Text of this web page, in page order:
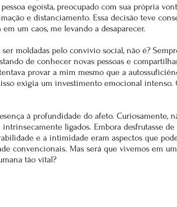
egoísta, preocupado com sua própria
e distanciamento. Essa decisão teve
um caos, me levando a desaparecer.
moldadas pelo convívio social, não é?
de conhecer novas pessoas e
provar a mim mesmo que a
exigia um investimento emocional intenso.
à profundidade do afeto. Curiosamente,
ligados. Embora desfrutasse de
e a intimidade eram aspectos que
convencionais. Mas será que vivemos em
tão vital?